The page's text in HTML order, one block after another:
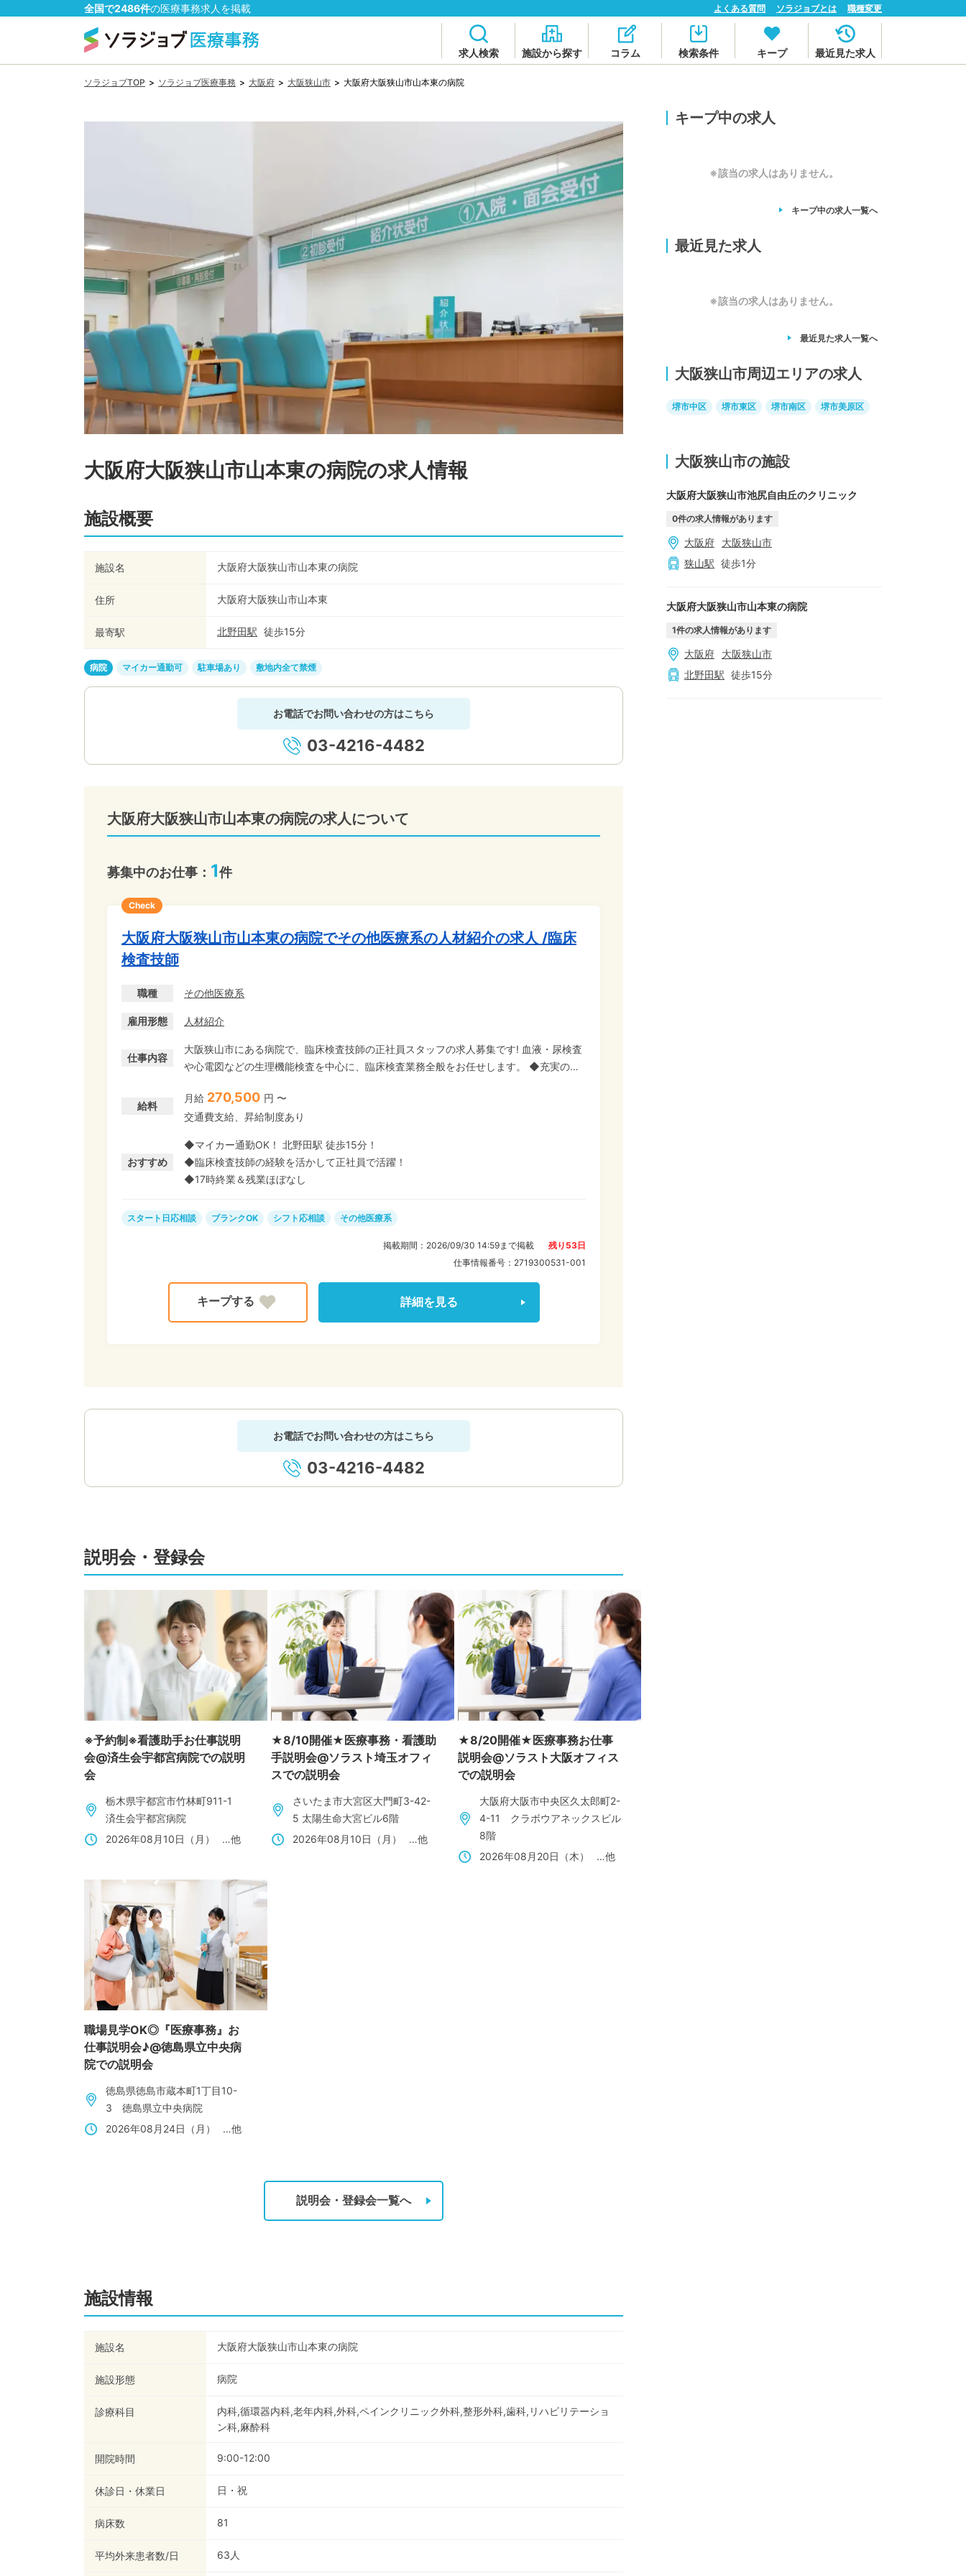
全国で2486件の医療事務求人を掲載 よくある質問 ソラジョブとは 職種変更
求人検索 施設から探す コラム 検索条件 キープ 最近見た求人
ソラジョブTOP > ソラジョブ医療事務 > 大阪府 > 大阪狭山市 > 大阪府大阪狭山市山本東の病院
大阪府大阪狭山市山本東の病院の求人情報
施設概要
施設名 大阪府大阪狭山市山本東の病院
住所 大阪府大阪狭山市山本東
最寄駅 北野田駅 徒歩15分
病院 マイカー通勤可 駐車場あり 敷地内全て禁煙
お電話でお問い合わせの方はこちら
03-4216-4482
大阪府大阪狭山市山本東の病院の求人について
募集中のお仕事： 1件
Check
大阪府大阪狭山市山本東の病院でその他医療系の人材紹介の求人 /臨床
検査技師
職種 その他医療系
雇用形態 人材紹介
仕事内容
大阪狭山市にある病院で、臨床検査技師の正社員スタッフの求人募集です! 血液・尿検査
や心電図などの生理機能検査を中心に、臨床検査業務全般をお任せします。 ◆充実のサ
く指導するのでブランクがある方も安心です◎ 残業は月平均5時間とほぼなく、有給休暇
の消化率はほぼ100%なので、ワークライフバランスもしっかり保てますよ。
給料
月給 270,500 円 〜
交通費支給、昇給制度あり
おすすめ
◆マイカー通勤OK！ 北野田駅 徒歩15分！
◆臨床検査技師の経験を活かして正社員で活躍！
◆17時終業＆残業ほぼなし
スタート日応相談 ブランクOK シフト応相談 その他医療系
掲載期間： 2026/09/30 14:59まで掲載 残り 53日
仕事情報番号： 2719300531-001
詳細を見る
お電話でお問い合わせの方はこちら
03-4216-4482
説明会・登録会
※予約制※看護助手お仕事説明
会@済生会宇都宮病院での説明
会
栃木県宇都宮市竹林町911-1
済生会宇都宮病院
2026年08月10日（月）
…他
★8/10開催★医療事務・看護助
手説明会@ソラスト埼玉オフィ
スでの説明会
さいたま市大宮区大門町3-42-
5 太陽生命大宮ビル6階
2026年08月10日（月）
…他
★8/20開催★医療事務お仕事
説明会@ソラスト大阪オフィス
での説明会
大阪府大阪市中央区久太郎町2-
4-11 クラボウアネックスビル
8階
2026年08月20日（木）
…他
職場見学OK◎『医療事務』お
仕事説明会♪@徳島県立中央病
院での説明会
徳島県徳島市蔵本町1丁目10-
3 徳島県立中央病院
2026年08月24日（月）
…他
説明会・登録会一覧へ
施設情報
施設名 大阪府大阪狭山市山本東の病院
施設形態 病院
診療科目
内科,循環器内科,老年内科,外科,ペインクリニック外科,整形外科,歯科,リハビリテーショ
ン科,麻酔科
開院時間 9:00-12:00
休診日・休業日 日・祝
病床数 81
平均外来患者数/日 63 人
キープ中の求人
※該当の求人はありません。
キープ中の求人一覧へ
最近見た求人
※該当の求人はありません。
最近見た求人一覧へ
大阪狭山市周辺エリアの求人
堺市中区 堺市東区 堺市南区 堺市美原区
大阪狭山市の施設
大阪府大阪狭山市池尻自由丘のクリニック
0件の求人情報があります
大阪府
大阪狭山市
狭山駅 徒歩1分
大阪府大阪狭山市山本東の病院
1件の求人情報があります
大阪府
大阪狭山市
北野田駅 徒歩15分